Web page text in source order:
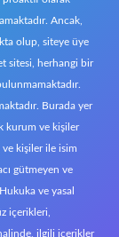
Ancak,
olup, siteye üye
sitesi, herhangi bir
Burada yer
kurum ve kişiler
ve kişiler ile isim
gütmeyen ve
ve yasal
içerikleri,
ilgili içerikler